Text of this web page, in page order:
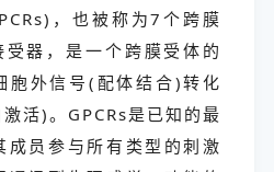
，也被称为7个跨膜
器，是一个跨膜受体的
胞外信号(配体结合)转化
活)。GPCRs是已知的最
成员参与所有类型的刺激